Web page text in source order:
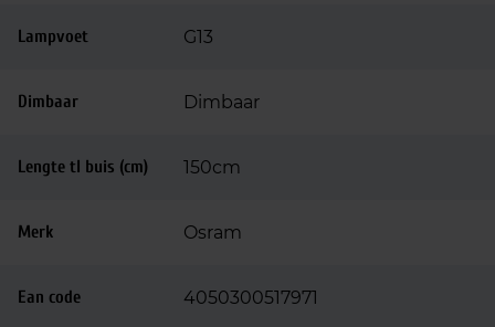
Lampvoet G13
Dimbaar Dimbaar
Lengte tl buis (cm) 150cm
Merk Osram
Ean code 4050300517971